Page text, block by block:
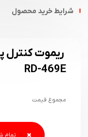
شرایط خرید محصول
ریموت کنترل
RD-469E
مجموع قیمت